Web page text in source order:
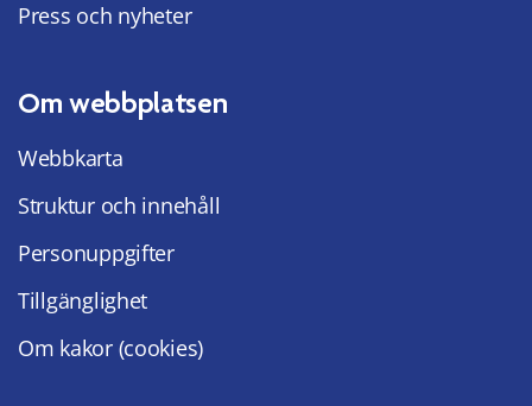
Press och nyheter
Om webbplatsen
Webbkarta
Struktur och innehåll
Personuppgifter
Tillgänglighet
Om kakor (cookies)